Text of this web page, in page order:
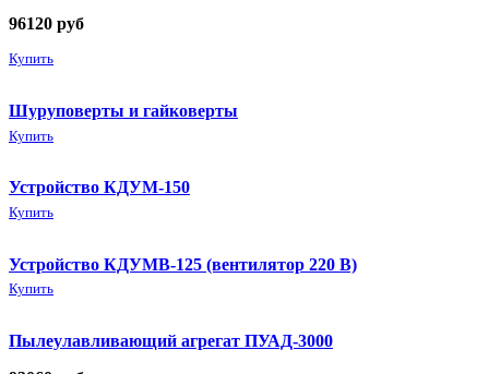
96120 руб
Купить
Шуруповерты и гайковерты
Купить
Устройство КДУМ-150
Купить
Устройство КДУМВ-125 (вентилятор 220 В)
Купить
Пылеулавливающий агрегат ПУАД-3000